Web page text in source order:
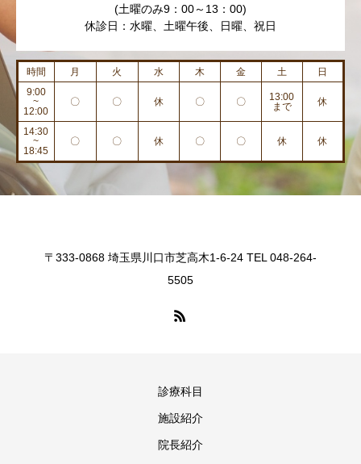
(土曜のみ9：00～13：00)
休診日：水曜、土曜午後、日曜、祝日
時間 月 火 水 木 金 土
日
9:00
~
12:00
〇 〇 休 〇 〇
13:00
まで
休
14:30
~
18:45
〇 〇 休 〇 〇 休 休
〒333-0868 埼玉県川口市芝高木1-6-24 TEL 048-264-
5505
診療科目
施設紹介
院長紹介